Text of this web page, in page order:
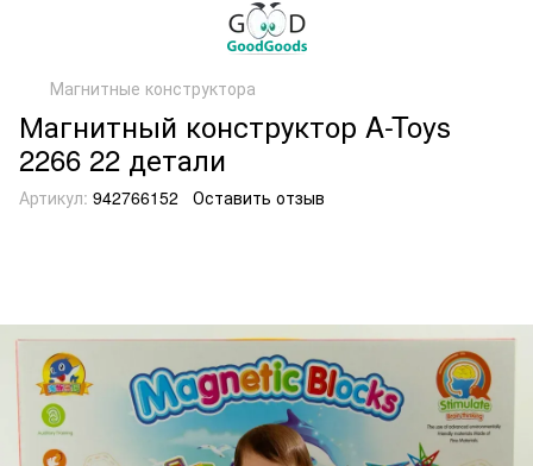
Магнитные конструктора
Магнитный конструктор A-Toys
2266 22 детали
Артикул: 942766152 Оставить отзыв